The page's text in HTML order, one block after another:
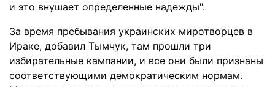
и это внушает определенные надежды".
За время пребывания украинских миротворцев в
Ираке, добавил Тымчук, там прошли три
избирательные кампании, и все они были признаны
соответствующими демократическим нормам.